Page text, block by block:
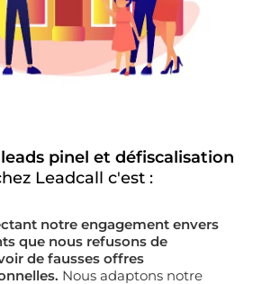
leads pinel et défiscalisation
Leadcall c'est :
notre engagement envers
que nous refusons de
de fausses offres
Nous adaptons notre